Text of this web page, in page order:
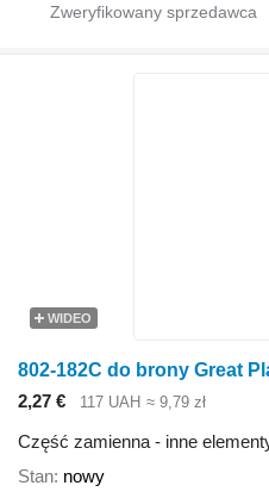
WIDEO
802-182C do brony Great
2,27 €
117 UAH ≈ 9,79 zł
Część zamienna - inne
Stan nowy